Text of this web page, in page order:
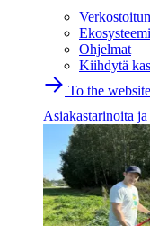
Ohjelmat
Kiihdytä
To the
Asiakastarinoita